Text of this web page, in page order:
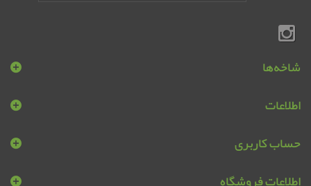
شاخه‌ها
اطلاعات
حساب کاربری